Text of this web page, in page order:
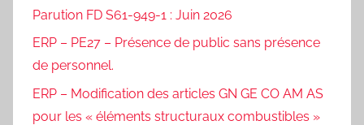
Parution FD S61-949-1 : Juin 2026
ERP – PE27 – Présence de public sans présence
de personnel.
ERP – Modification des articles GN GE CO AM AS
pour les « éléments structuraux combustibles »